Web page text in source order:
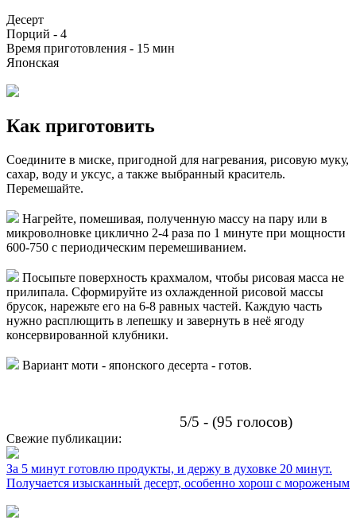
Десерт
Порций - 4
Время приготовления - 15 мин
Японская
Как приготовить
Соедините в миске, пригодной для нагревания, рисовую муку,
сахар, воду и уксус, а также выбранный краситель.
Перемешайте.
Нагрейте, помешивая, полученную массу на пару или в
микроволновке циклично 2-4 раза по 1 минуте при мощности
600-750 с периодическим перемешиванием.
Посыпьте поверхность крахмалом, чтобы рисовая масса не
прилипала. Сформируйте из охлажденной рисовой массы
брусок, нарежьте его на 6-8 равных частей. Каждую часть
нужно расплющить в лепешку и завернуть в неё ягоду
консервированной клубники.
Вариант моти - японского десерта - готов.
5/5 - (95 голосов)
Свежие публикации:
За 5 минут готовлю продукты, и держу в духовке 20 минут.
Получается изысканный десерт, особенно хорош с мороженым